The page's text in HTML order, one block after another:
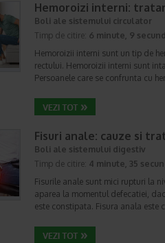
Hemoroizi interni:
Boli ale sistemului circulator
Timp de citire: 6 minute, 9
Hemoroizii interni sunt un tip de
rectului. Hemoroizii interni sunt
Persoanele care se confrunta cu
Fisuri anale: cauze si
Boli ale sistemului digestiv
Timp de citire: 4 minute, 35
Fisurile anale sunt mici rupturi la
aparea la momentul defecatiei,
este constipata. Fisura anala este